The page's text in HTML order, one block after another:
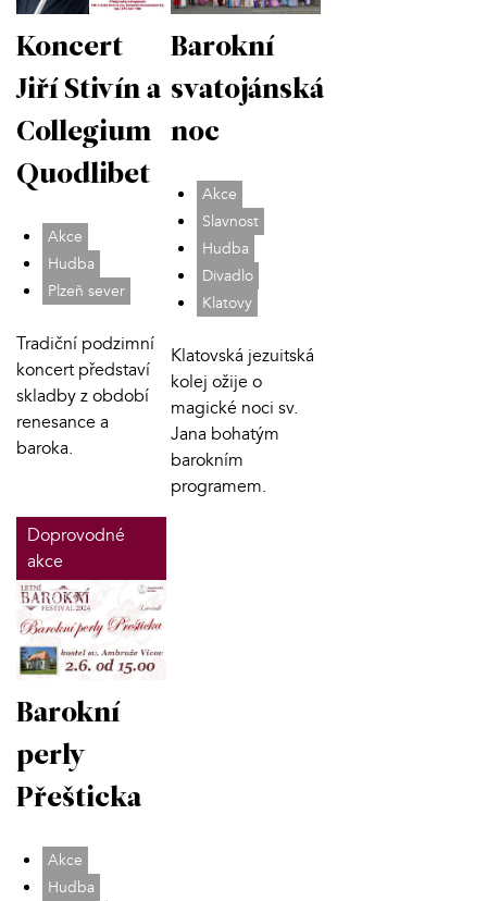
Koncert
Jiří Stivín a
Collegium
Quodlibet
Akce
Hudba
Plzeň sever
Tradiční podzimní
koncert představí
skladby z období
renesance a
baroka.
Barokní
svatojánská
noc
Akce
Slavnost
Hudba
Divadlo
Klatovy
Klatovská jezuitská
kolej ožije o
magické noci sv.
Jana bohatým
barokním
programem.
Doprovodné
akce
Barokní
perly
Přešticka
Akce
Hudba